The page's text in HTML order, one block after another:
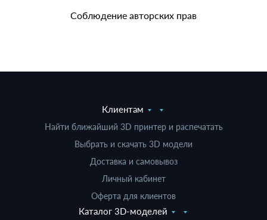
Соблюдение авторских прав
Клиентам
Найти ближайший 3D принтер и распечатать
Выбрать и скачать 3D модели
Доставка и самовывоз
Личный кабинет
Оферта для клиентов
Каталог 3D-моделей